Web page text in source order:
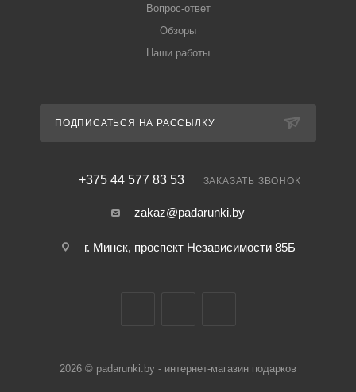
Вопрос-ответ
Обзоры
Наши работы
ПОДПИСАТЬСЯ НА РАССЫЛКУ
+375 44 577 83 53 ЗАКАЗАТЬ ЗВОНОК
zakaz@padarunki.by
г. Минск, проспект Независимости 85Б
2026 © padarunki.by - интернет-магазин подарков